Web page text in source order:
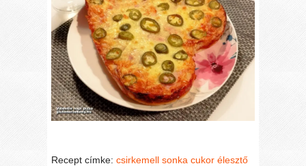
Recept címke:csirkemell sonka cukor élesztő